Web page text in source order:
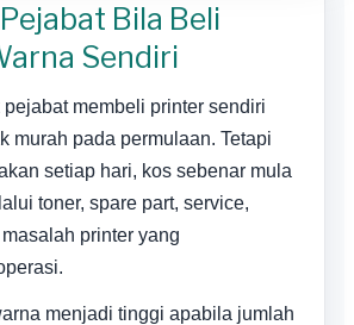
Bila Beli
Sendiri
membeli printer sendiri
murah pada permulaan. Tetapi
setiap hari, kos sebenar mula
toner, spare part, service,
printer yang
menjadi tinggi apabila jumlah